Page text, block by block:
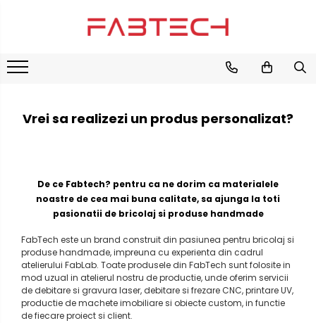
Translucid
Oglinda
Transparent
PVC/Forex
PVC Alb
PVC Colorat
PVC-Rigid CAW
Furnir
MDF
Cedru / Albasia
Carton Duplex
Mucava / Carton de legatorie
Vrei sa realizezi un produs personalizat?
De ce Fabtech? pentru ca ne dorim ca materialele
noastre de cea mai buna calitate, sa ajunga la toti
pasionatii de bricolaj si produse handmade
FabTech este un brand construit din pasiunea pentru bricolaj si
produse handmade, impreuna cu experienta din cadrul
atelierului FabLab. Toate produsele din FabTech sunt folosite in
mod uzual in atelierul nostru de productie, unde oferim servicii
de debitare si gravura laser, debitare si frezare CNC, printare UV,
productie de machete imobiliare si obiecte custom, in functie
de fiecare proiect si client.